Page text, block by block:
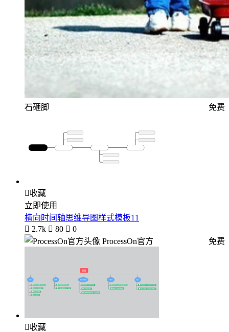
石砸脚 免费
收藏
立即使用
横向时间轴思维导图样式模板11
 2.7k  80  0
ProcessOn官方
免费
收藏